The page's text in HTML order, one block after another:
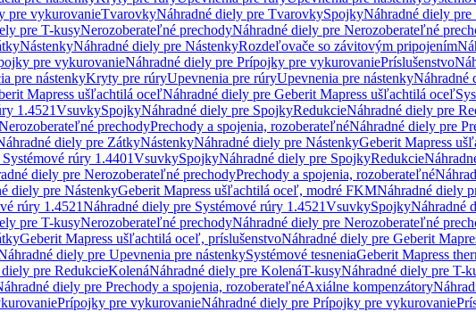
pre vykurovanieTvarovkyNáhradné diely pre TvarovkySpojkyNáhradné diely
pre T-kusyNerozoberateľné prechodyNáhradné diely pre Nerozoberateľné
NástenkyNáhradné diely pre NástenkyRozdeľovače so závitovým pripojením
pre vykurovanieNáhradné diely pre Prípojky pre vykurovaniePríslušenstvo
pre nástenkyKryty pre rúryUpevnenia pre rúryUpevnenia pre nástenkyNáhradné
Mapress ušľachtilá oceľNáhradné diely pre Geberit Mapress ušľachtilá oceľ
1.4521VsuvkySpojkyNáhradné diely pre SpojkyRedukcieNáhradné diely pre
prechodyPrechody a spojenia, rozoberateľnéNáhradné diely pre
diely pre ZátkyNástenkyNáhradné diely pre NástenkyGeberit Mapress
rúry 1.4401VsuvkySpojkyNáhradné diely pre SpojkyRedukcie
diely pre Nerozoberateľné prechodyPrechody a spojenia, rozoberateľné
diely pre NástenkyGeberit Mapress ušľachtilá oceľ, modré FKMNáhradné diely
rúry 1.4521Náhradné diely pre Systémové rúry 1.4521VsuvkySpojkyNáhradné
pre T-kusyNerozoberateľné prechodyNáhradné diely pre Nerozoberateľné
Geberit Mapress ušľachtilá oceľ, príslušenstvoNáhradné diely pre Geberit
diely pre Upevnenia pre nástenkySystémové tesneniaGeberit Mapress
pre RedukcieKolenáNáhradné diely pre KolenáT-kusyNáhradné diely pre T-
diely pre Prechody a spojenia, rozoberateľnéAxiálne kompenzátory
Prípojky pre vykurovanieNáhradné diely pre Prípojky pre vykurovanie